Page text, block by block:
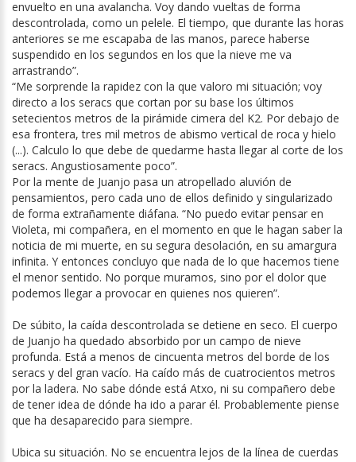
envuelto en una avalancha. Voy dando vueltas de forma
descontrolada, como un pelele. El tiempo, que durante las horas
anteriores se me escapaba de las manos, parece haberse
suspendido en los segundos en los que la nieve me va
arrastrando”.
“Me sorprende la rapidez con la que valoro mi situación; voy
directo a los seracs que cortan por su base los últimos
setecientos metros de la pirámide cimera del K2. Por debajo de
esa frontera, tres mil metros de abismo vertical de roca y hielo
(...). Calculo lo que debe de quedarme hasta llegar al corte de los
seracs. Angustiosamente poco”.
Por la mente de Juanjo pasa un atropellado aluvión de
pensamientos, pero cada uno de ellos definido y singularizado
de forma extrañamente diáfana. “No puedo evitar pensar en
Violeta, mi compañera, en el momento en que le hagan saber la
noticia de mi muerte, en su segura desolación, en su amargura
infinita. Y entonces concluyo que nada de lo que hacemos tiene
el menor sentido. No porque muramos, sino por el dolor que
podemos llegar a provocar en quienes nos quieren”.
De súbito, la caída descontrolada se detiene en seco. El cuerpo
de Juanjo ha quedado absorbido por un campo de nieve
profunda. Está a menos de cincuenta metros del borde de los
seracs y del gran vacío. Ha caído más de cuatrocientos metros
por la ladera. No sabe dónde está Atxo, ni su compañero debe
de tener idea de dónde ha ido a parar él. Probablemente piense
que ha desaparecido para siempre.
Ubica su situación. No se encuentra lejos de la línea de cuerdas